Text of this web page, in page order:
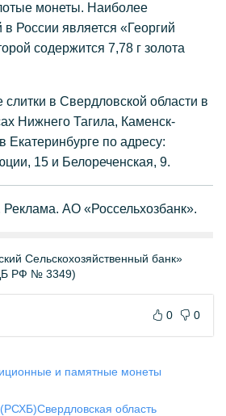
монеты. Наиболее
России является «Георгий
содержится 7,78 г золота
в Свердловской области в
Нижнего Тагила, Каменск-
Екатеринбурге по адресу:
15 и Белореченская, 9.
АО «Россельхозбанк».
Сельскохозяйственный банк»
РФ № 3349)
0 0
и памятные монеты
(РСХБ)Свердловская область